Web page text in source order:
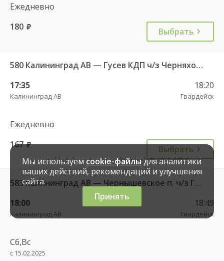
Ежедневно
180 руб. Выбрать
580 Калининград АВ — Гусев КДП ч/з Черняховск АС
17:35
Калининград АВ
18:20
Гвардейск
Ежедневно
167 руб. Выбрать
583 Калининград АВ — Чернышевское п. ч/з Гвардейск КДП, Черняховск АС
18:00
Калининград АВ
18:49
Гвардейск
Сб,Вс
с 15.02.2025
Мы используем cookie-файлы для аналитики
ваших действий, рекомендаций и улучшения
сайта.
Принять